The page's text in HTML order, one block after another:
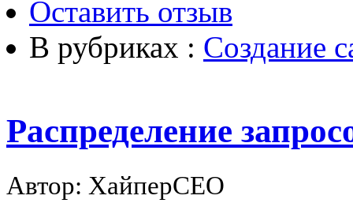
Оставить отзыв
В рубриках : Создание
Распределение
Автор: ХайперСЕО